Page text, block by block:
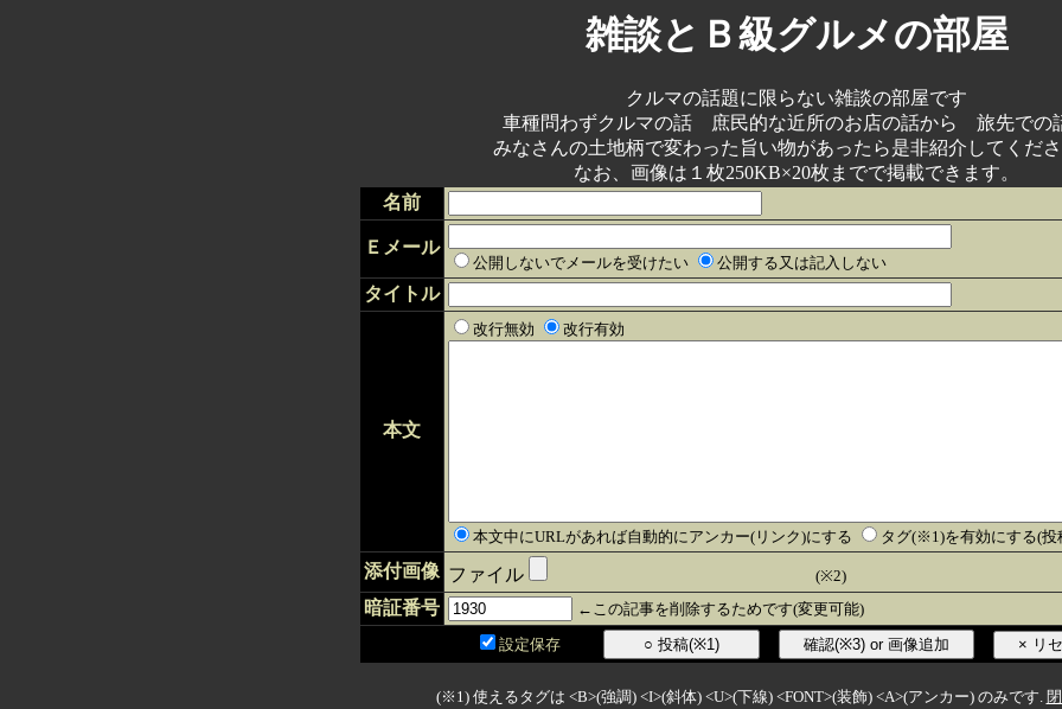
雑談とＢ級グルメの部屋
クルマの話題に限らない雑談の部屋です
車種問わずクルマの話 庶民的な近所のお店の話から 旅先での
みなさんの土地柄で変わった旨い物があったら是非紹介してくださ
なお、画像は１枚250KB×20枚までで掲載できます。
名前
Ｅメール
公開しないでメールを受けたい 公開する又は記入しない
タイトル
本文
改行無効 改行有効
本文中にURLがあれば自動的にアンカー(リンク)にする タグ(※1)を有効にする(投
添付画像 ファイル (※2)
暗証番号
←この記事を削除するためです(変更可能)
設定保存
(※1) 使えるタグは <B>(強調) <I>(斜体) <U>(下線) <FONT>(装飾) <A>(アンカー) のみです.